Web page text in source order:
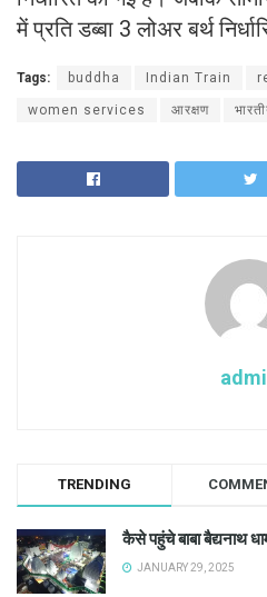
में प्रति डब्बा 3 लोअर बर्थ
Tags: buddha Indian Train
women services आरक्षण
TRENDING
कैसे पहुंचे बाबा बैद्यनाथ
JANUARY 29, 2025